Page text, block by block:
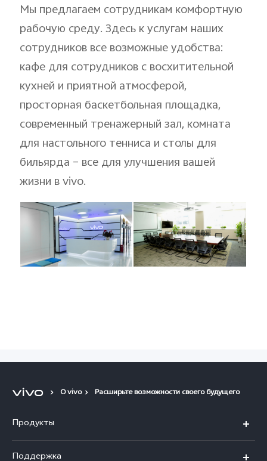
Мы предлагаем сотрудникам комфортную
рабочую среду. Здесь к услугам наших
сотрудников все возможные удобства:
кафе для сотрудников с восхитительной
кухней и приятной атмосферой,
просторная баскетбольная площадка,
современный тренажерный зал, комната
для настольного тенниса и столы для
бильярда – все для улучшения вашей
жизни в vivo.
О vivo Расширьте возможности своего будущего
Продукты
Поддержка